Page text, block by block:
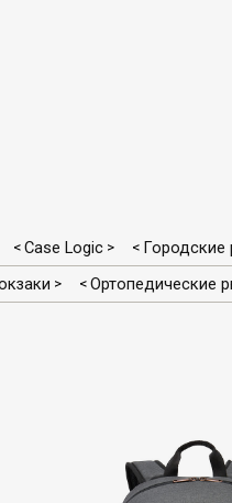
< Case Logic > < Городские
> < Ортопедические